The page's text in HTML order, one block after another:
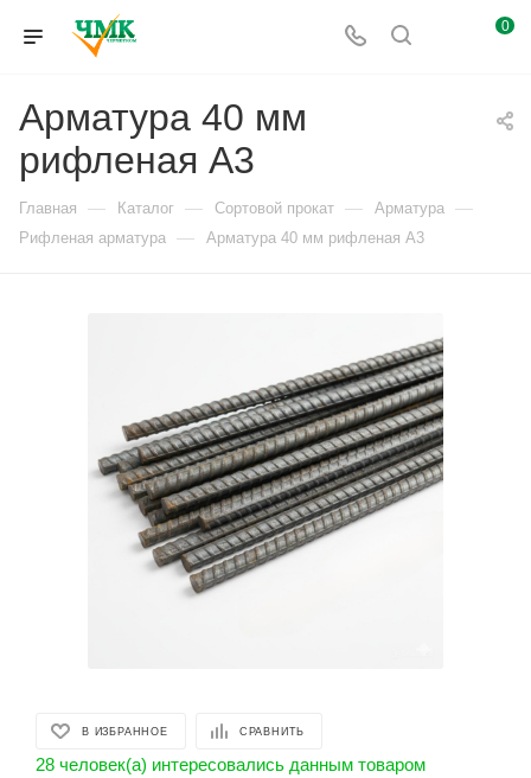
0
Арматура 40 мм
рифленая А3
Главная — Каталог — Сортовой прокат — Арматура —
Рифленая арматура — Арматура 40 мм рифленая А3
В ИЗБРАННОЕ СРАВНИТЬ
28 человек(а) интересовались данным товаром